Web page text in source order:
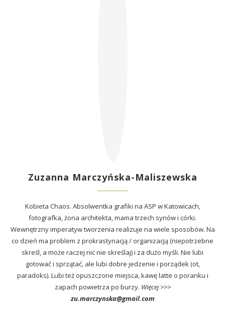
Zuzanna Marczyńska-Maliszewska
Kobieta Chaos. Absolwentka grafiki na ASP w Katowicach,
fotografka, żona architekta, mama trzech synów i córki.
Wewnętrzny imperatyw tworzenia realizuje na wiele sposobów. Na
co dzień ma problem z prokrastynacją / organizacją (niepotrzebne
skreśl, a może raczej nic nie skreślaj) i za dużo myśli. Nie lubi
gotować i sprzątać, ale lubi dobre jedzenie i porządek (ot,
paradoks). Lubi też opuszczone miejsca, kawę latte o poranku i
zapach powietrza po burzy. Więcej >>>
zu.marczynska@gmail.com